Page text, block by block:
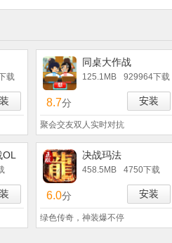
载
同桌大作战
125.1MB 929964下载
8.7分 安装
聚会交友双人实时对抗
决战玛法
458.5MB 4750下载
6.0分 安装
绿色传奇，神装爆不停